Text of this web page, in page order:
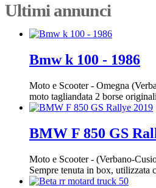
Ultimi annunci
Bmw k 100 - 1986
Moto e Scooter- Omegna
moto tagliandata 2 borse
BMW F 850 GS
Moto e Scooter- (Verbano-
Sempre tenuta in box,